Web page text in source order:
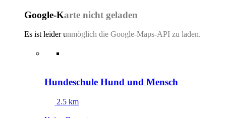
Google-Karte nicht geladen
Es ist leider unmöglich die Google-Maps-API zu laden.
Hundeschule Hund und Mensch
2.5 km